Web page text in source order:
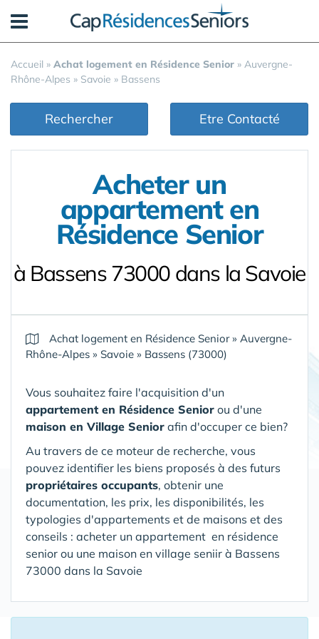
Accueil » Achat logement en Résidence Senior » Auvergne-
Rhône-Alpes » Savoie » Bassens
Rechercher Etre Contacté
Acheter un
appartement en
Résidence Senior
à Bassens 73000 dans la Savoie
Achat logement en Résidence Senior» Auvergne-
Rhône-Alpes » Savoie » Bassens (73000)
Vous souhaitez faire l'acquisition d'un
appartement en Résidence Senior ou d'une
maison en Village Senior afin d'occuper ce bien?
Au travers de ce moteur de recherche, vous
pouvez identifier les biens proposés à des futurs
propriétaires occupants, obtenir une
documentation, les prix, les disponibilités, les
typologies d'appartements et de maisons et des
conseils : acheter un appartement en résidence
senior ou une maison en village seniir à Bassens
73000 dans la Savoie